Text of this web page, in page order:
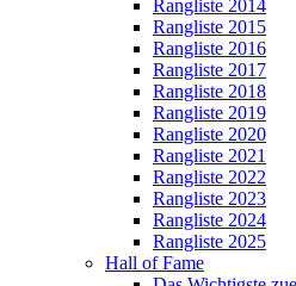
Rangliste 2014
Rangliste 2015
Rangliste 2016
Rangliste 2017
Rangliste 2018
Rangliste 2019
Rangliste 2020
Rangliste 2021
Rangliste 2022
Rangliste 2023
Rangliste 2024
Rangliste 2025
Hall of Fame